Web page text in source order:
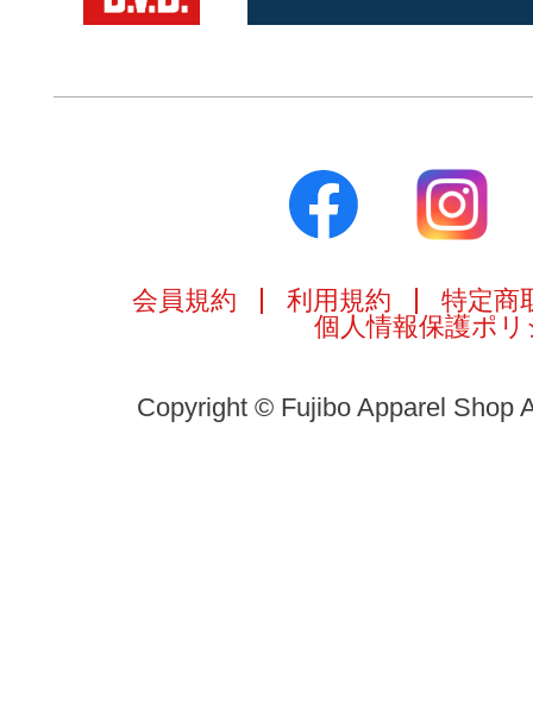
会員規約 利用規約
特定商
個人情報保護ポリ
Copyright © Fujibo Apparel Shop